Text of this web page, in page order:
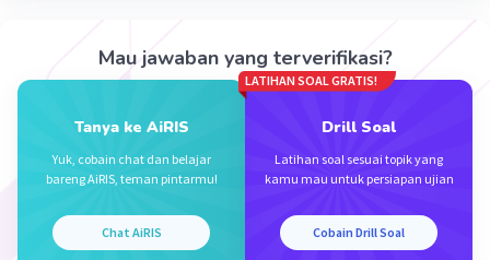
Mau jawaban yang terverifikasi?
Tanya ke AiRIS
Yuk, cobain chat dan belajar
bareng AiRIS, teman pintarmu!
Chat AiRIS
LATIHAN SOAL GRATIS!
Drill Soal
Latihan soal sesuai topik yang
kamu mau untuk persiapan ujian
Cobain Drill Soal